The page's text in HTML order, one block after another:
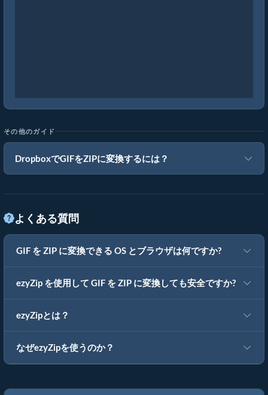
その他のガイド
DropboxでGIFをZIPに変換するには？
よくある質問
GIF を ZIP に変換できる OS とブラウザは何ですか?
ezyZip を使用して GIF を ZIP に変換しても安全ですか?
ezyZipとは？
なぜezyZipを使うのか？